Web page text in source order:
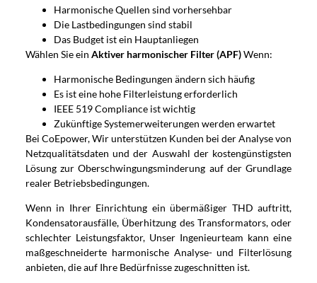
Harmonische Quellen sind vorhersehbar
Die Lastbedingungen sind stabil
Das Budget ist ein Hauptanliegen
Wählen Sie ein Aktiver harmonischer Filter (APF)Wenn:
Harmonische Bedingungen ändern sich häufig
Es ist eine hohe Filterleistung erforderlich
IEEE 519 Compliance ist wichtig
Zukünftige Systemerweiterungen werden erwartet
Bei CoEpower, Wir unterstützen Kunden bei der Analyse von
Netzqualitätsdaten und der Auswahl der kostengünstigsten
Lösung zur Oberschwingungsminderung auf der Grundlage
realer Betriebsbedingungen.
Wenn in Ihrer Einrichtung ein übermäßiger THD auftritt,
Kondensatorausfälle, Überhitzung des Transformators, oder
schlechter Leistungsfaktor, Unser Ingenieurteam kann eine
maßgeschneiderte harmonische Analyse- und Filterlösung
anbieten, die auf Ihre Bedürfnisse zugeschnitten ist.